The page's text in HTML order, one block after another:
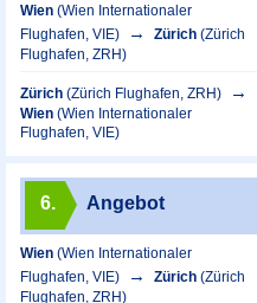
Wien (Wien Internationaler
Flughafen, VIE)
Zürich (Zürich
Flughafen, ZRH)
Zürich (Zürich Flughafen, ZRH)
Wien (Wien Internationaler
Flughafen, VIE)
6. Angebot
Wien (Wien Internationaler
Flughafen, VIE)
Zürich (Zürich
Flughafen, ZRH)